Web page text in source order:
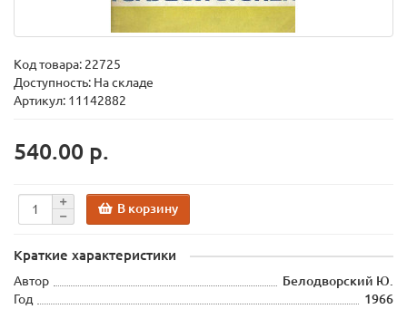
Код товара: 22725
Доступность: На складе
Артикул: 11142882
540.00 р.
В корзину
Краткие характеристики
Автор
Белодворский Ю.
Год
1966